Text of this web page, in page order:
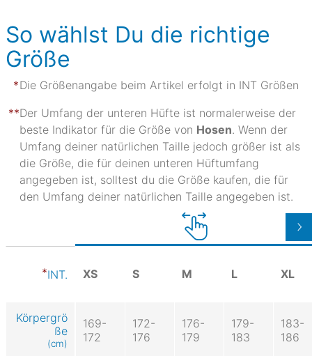
So wählst Du die richtige
Größe
Die Größenangabe beim Artikel erfolgt in INT Größen
Der Umfang der unteren Hüfte ist normalerweise der
beste Indikator für die Größe von Hosen. Wenn der
Umfang deiner natürlichen Taille jedoch größer ist als
die Größe, die für deinen unteren Hüftumfang
angegeben ist, solltest du die Größe kaufen, die für
den Umfang deiner natürlichen Taille angegeben ist.
INT. XS S M L XL
Körpergrö
ße
(cm)
169-
172
172-
176
176-
179
179-
183
183-
186